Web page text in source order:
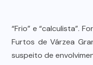
“Frio” e “calculista”.
Furtos de Várzea
suspeito de